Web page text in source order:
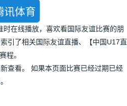
讯体育
在线播放，喜欢看国际友谊比赛的朋
引了相关国际友谊直播、【中国U17直
程。
查看。 如果本页面比赛已经过期已经